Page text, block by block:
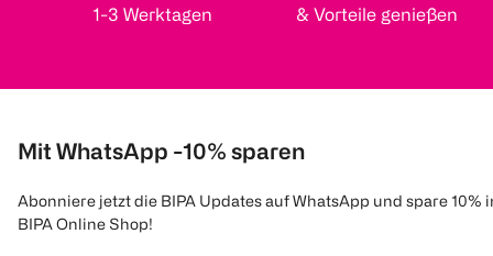
1-3 Werktagen
& Vorteile genießen
Mit WhatsApp -10% sparen
Abonniere jetzt die BIPA Updates auf WhatsApp und spare 10%
BIPA Online Shop!